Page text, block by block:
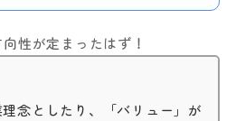
性が定まったはず！
理念としたり、「バリュー」が